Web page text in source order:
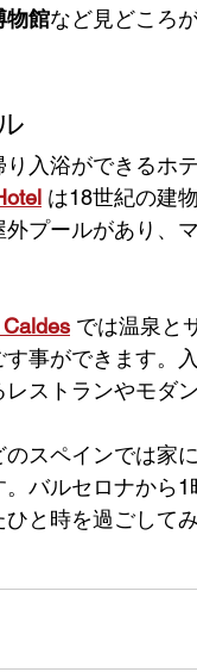
物館など見どころ
り入浴ができるホ
は18世紀の建
プールがあり、
では温泉と
事ができます。
ストランやモダ
スペインでは家
バルセロナから
と時を過ごして